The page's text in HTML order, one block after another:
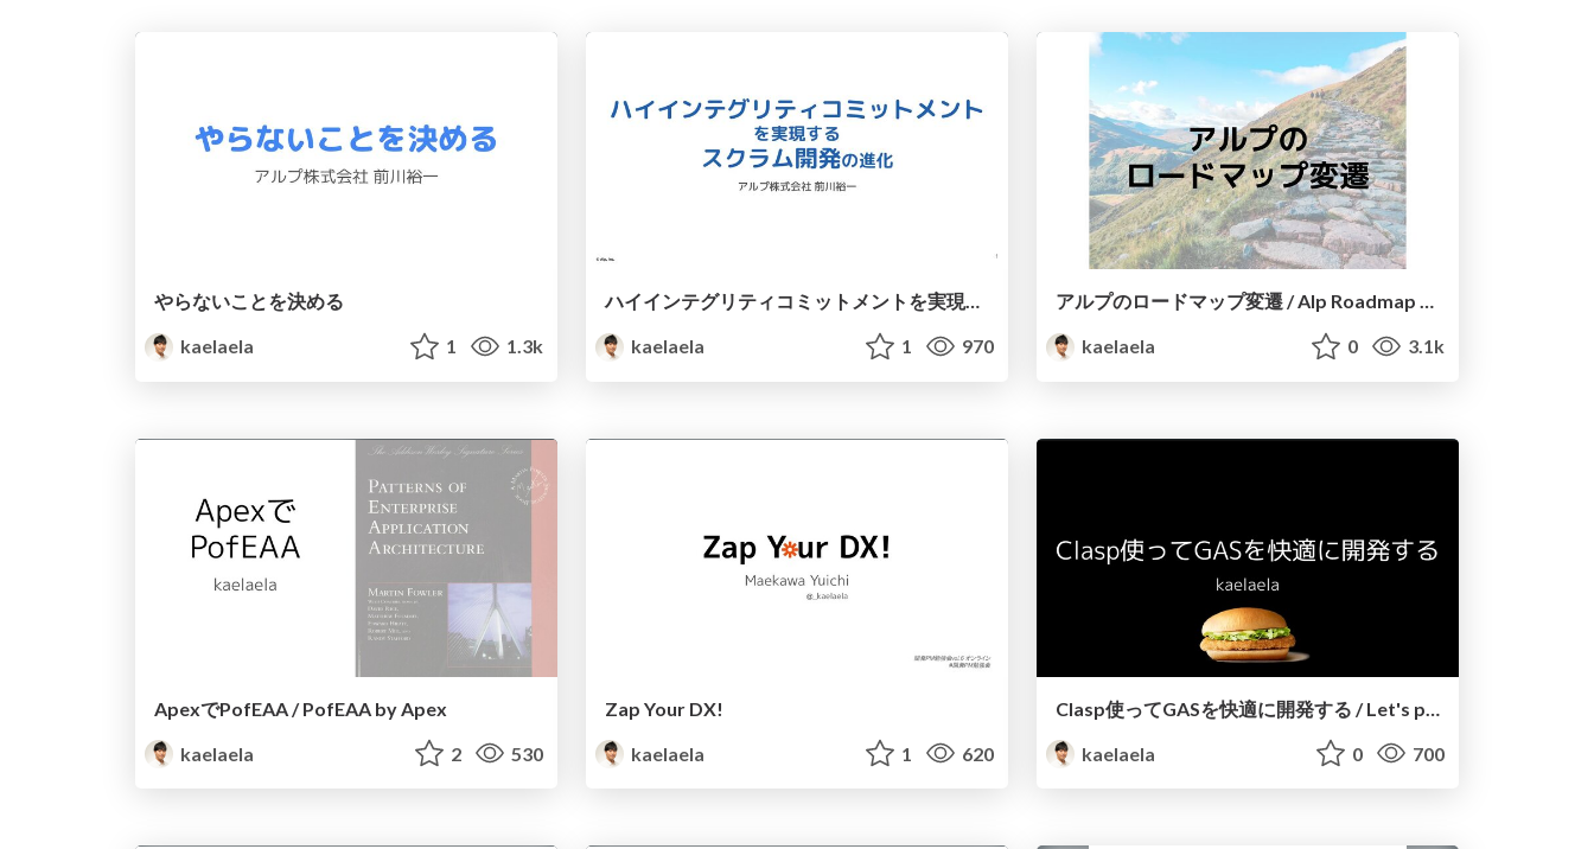
やらないことを決める
kaelaela
1 1.3k
ハイインテグリティコミットメントを実現するスクラム開発の進化 / Evolution of Scrum for High Integrity Commitment
kaelaela
1 970
アルプのロードマップ変遷 / Alp Roadmap History
kaelaela
0 3.1k
ApexでPofEAA / PofEAA by Apex
kaelaela
2 530
Zap Your DX!
kaelaela
1 620
kaelaela
0 700